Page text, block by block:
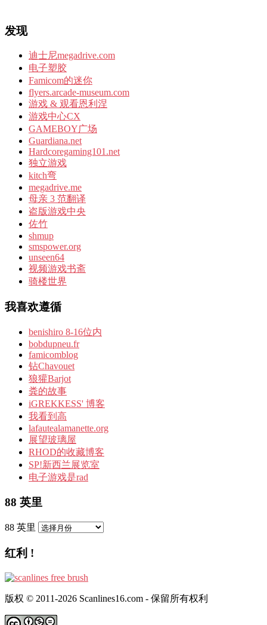
发现
迪士尼megadrive.com
电子塑胶
Famicom的迷你
flyers.arcade-museum.com
游戏 & 观看恩利涅
游戏中心CX
GAMEBOY广场
Guardiana.net
Hardcoregaming101.net
独立游戏
kitch弯
megadrive.me
母亲 3 范翻译
盗版游戏中央
佐竹
shmup
smspower.org
unseen64
视频游戏书斋
骑楼世界
我喜欢遵循
benishiro 8-16位内
bobdupneu.fr
famicomblog
钻Chavouet
狼獾Barjot
粪的故事
iGREKKESS' 博客
我看到高
lafautealamanette.org
展望玻璃屋
RHOD的收藏博客
SP!新西兰展览室
电子游戏是rad
88 英里
88 英里
红利 !
版权 © 2011-2026 Scanlines16.com - 保留所有权利